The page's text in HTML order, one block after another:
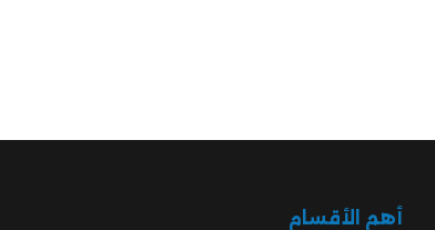
أهم الأقسام